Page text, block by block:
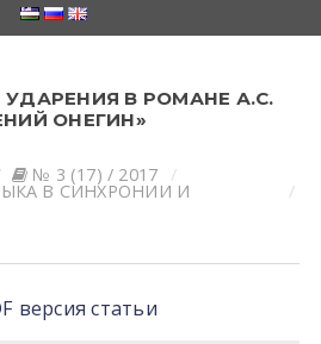
В РОМАНЕ А.С.
ОНЕГИН»
№ 3 (17) / 2017
В СИНХРОНИИ И
версия статьи